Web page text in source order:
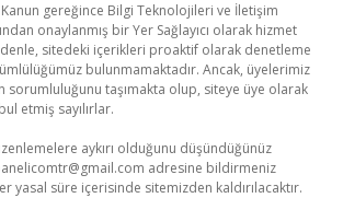
Kanun gereğince Bilgi Teknolojileri ve İletişim
onaylanmış bir Yer Sağlayıcı olarak hizmet
sitedeki içerikleri proaktif olarak denetleme
bulunmamaktadır. Ancak, üyelerimiz
sorumluluğunu taşımakta olup, siteye üye olarak
etmiş sayılırlar.
aykırı olduğunu düşündüğünüz
adresine bildirmeniz
yasal süre içerisinde sitemizden kaldırılacaktır.